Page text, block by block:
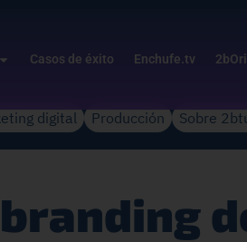
Casos de éxito Enchufe.tv
digital Producción Sobre